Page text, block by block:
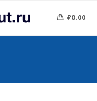
₽0.00